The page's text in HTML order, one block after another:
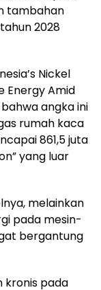
tambahan
2028
Nickel
Energy Amid
angka ini
rumah kaca
861,5 juta
yang luar
melainkan
pada mesin-
bergantung
kronis pada